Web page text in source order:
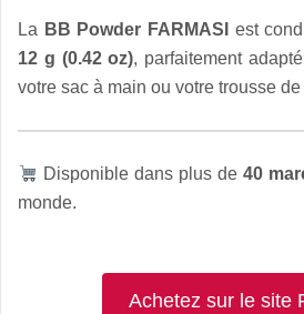
La BB Powder FARMASI est
12 g (0.42 oz), parfaitement
votre sac à main ou votre trousse
Disponible dans plus de40
monde.
Achetez sur le site